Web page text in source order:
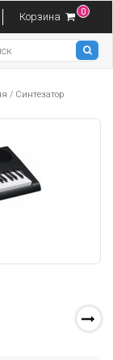
Корзина 0
/ Синтезатор